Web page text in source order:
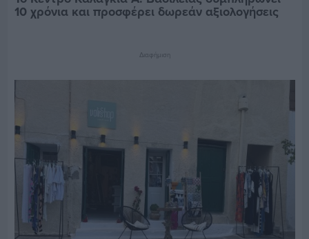
10 χρόνια και προσφέρει δωρεάν αξιολογήσεις
Διαφήμιση